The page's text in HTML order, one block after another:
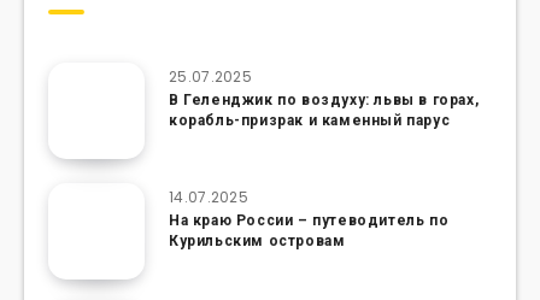
25.07.2025
В Геленджик по воздуху: львы в горах,
корабль-призрак и каменный парус
14.07.2025
На краю России – путеводитель по
Курильским островам